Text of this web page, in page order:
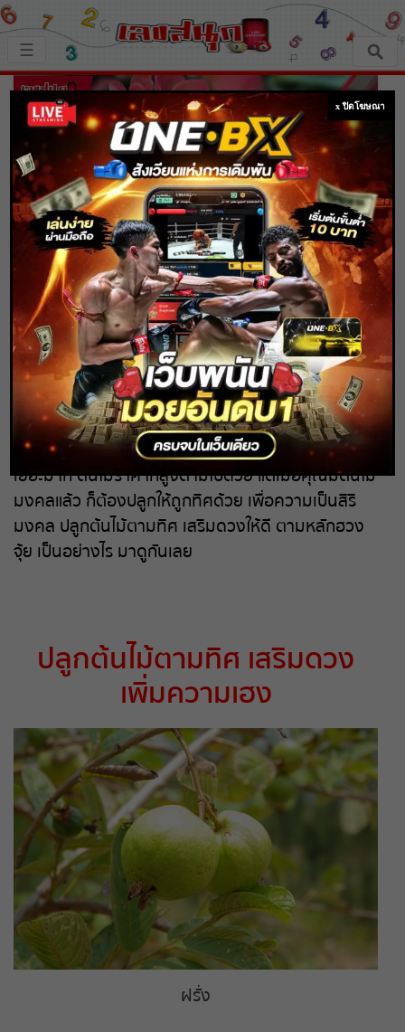
หน้าหลัก
เลขเด็ด
ตรวจเลขสนุก
เลขสนุกมงคล
เลขสนุกคนดัง
เลขสนุกความเชื่อ
หวยสด
ถ่ายทอดสดหวยรัฐบาล
ถ่ายทอดสดหวยออมสิน
ถ่ายทอดสดหวย ธกส.
ถ่ายทอดสดหวยฮานอย
ถ่ายทอดสดหวยฮานอยพิเศษ
ถ่ายทอดสดหวยมาเลย์
ถ่ายทอดสดหวยญีปุ่น
ถ่ายทอดสดหวยไต้หวัน
ถ่ายทอดสดหวยกัมพูชา
หวยหุ้นสด
×
☰
ปลูกต้นไม้ตามทิศ เสริมดวง เพิ่มความเฮง
Home
เลขสนุกความเชื่อ
ปลูกต้นไม้ตามทิศ เสริมดวง เพิ่มความเฮง
Content Writer
17 ก.ย. 2563
ก่อนหน้านี้เห็นหลายคน กำลังนิยมปลูกต้นไม้มงคลกัน
เยอะมาก ต้นไม้ราคาก็สูงตามไปด้วย แต่เมื่อคุณมีต้นไม้
มงคลแล้ว ก็ต้องปลูกให้ถูกทิศด้วย เพื่อความเป็นสิริ
มงคล ปลูกต้นไม้ตามทิศ เสริมดวงให้ดี ตามหลักฮวง
จุ้ย เป็นอย่างไร มาดูกันเลย
ปลูกต้นไม้ตามทิศ เสริมดวง
เพิ่มความเฮง
ฝรั่ง
x ปิดโฆษณา